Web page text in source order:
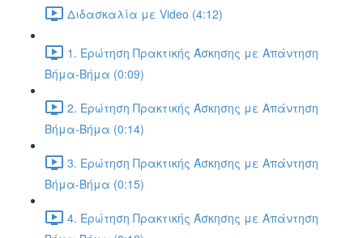
Διδασκαλία με Video (4:12)
1. Ερώτηση Πρακτικής Άσκησης με Απάντηση
Βήμα-Βήμα (0:09)
2. Ερώτηση Πρακτικής Άσκησης με Απάντηση
Βήμα-Βήμα (0:14)
3. Ερώτηση Πρακτικής Άσκησης με Απάντηση
Βήμα-Βήμα (0:15)
4. Ερώτηση Πρακτικής Άσκησης με Απάντηση